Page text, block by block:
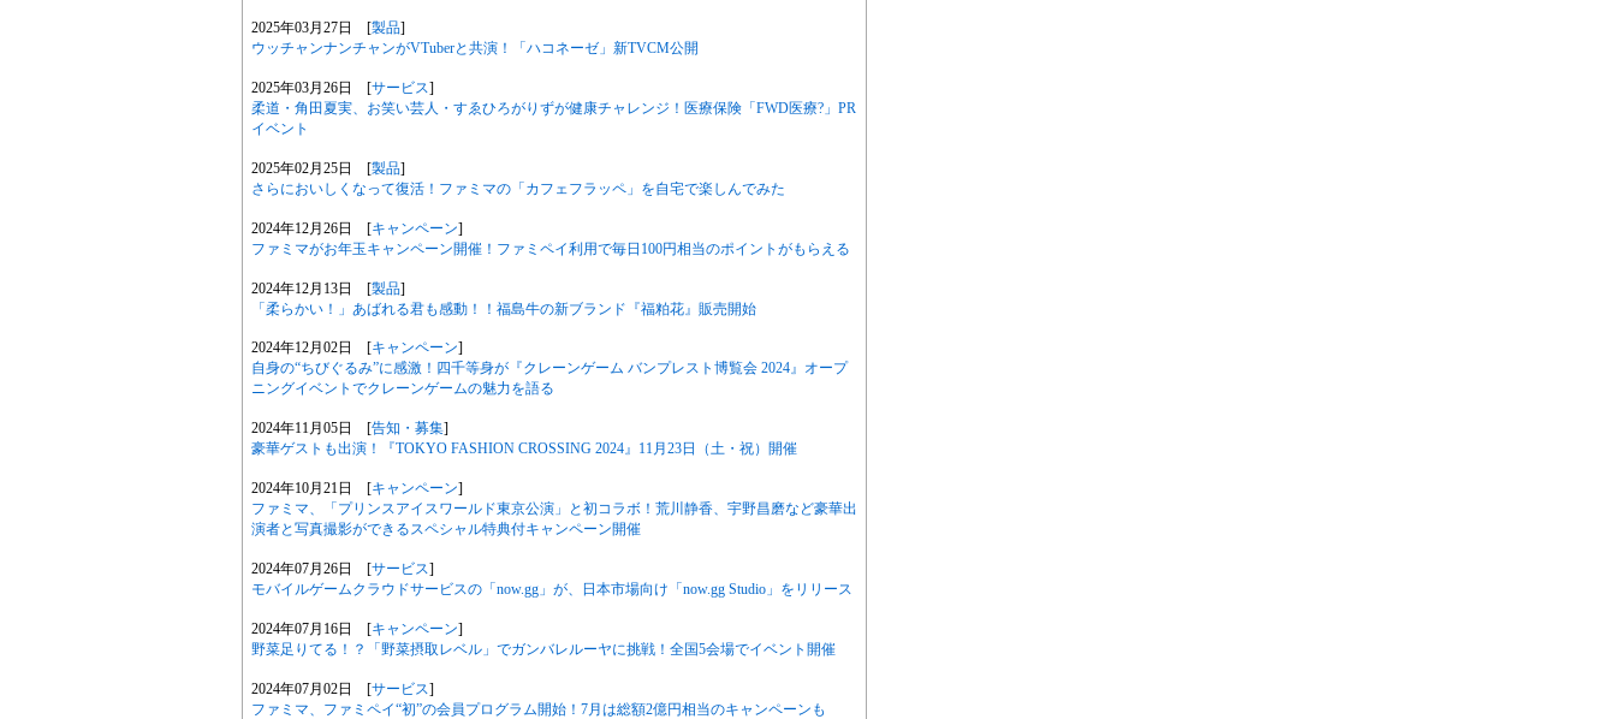
2025年03月27日 [製品]
ウッチャンナンチャンがVTuberと共演！「ハコネーゼ」新TVCM公開
2025年03月26日 [サービス]
柔道・角田夏実、お笑い芸人・すゑひろがりずが健康チャレンジ！医療保険「FWD医療?」PR
イベント
2025年02月25日 [製品]
さらにおいしくなって復活！ファミマの「カフェフラッペ」を自宅で楽しんでみた
2024年12月26日 [キャンペーン]
ファミマがお年玉キャンペーン開催！ファミペイ利用で毎日100円相当のポイントがもらえる
2024年12月13日 [製品]
「柔らかい！」あばれる君も感動！！福島牛の新ブランド『福粕花』販売開始
2024年12月02日 [キャンペーン]
自身の“ちびぐるみ”に感激！四千等身が『クレーンゲーム バンプレスト博覧会 2024』オープ
ニングイベントでクレーンゲームの魅力を語る
2024年11月05日 [告知・募集]
豪華ゲストも出演！『TOKYO FASHION CROSSING 2024』11月23日（土・祝）開催
2024年10月21日 [キャンペーン]
ファミマ、「プリンスアイスワールド東京公演」と初コラボ！荒川静香、宇野昌磨など豪華出
演者と写真撮影ができるスペシャル特典付キャンペーン開催
2024年07月26日 [サービス]
モバイルゲームクラウドサービスの「now.gg」が、日本市場向け「now.gg Studio」をリリース
2024年07月16日 [キャンペーン]
野菜足りてる！？「野菜摂取レベル」でガンバレルーヤに挑戦！全国5会場でイベント開催
2024年07月02日 [サービス]
ファミマ、ファミペイ“初”の会員プログラム開始！7月は総額2億円相当のキャンペーンも